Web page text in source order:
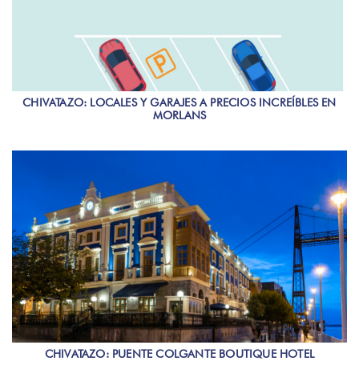
CHIVATAZO: LOCALES Y GARAJES A PRECIOS INCREÍBLES EN
MORLANS
CHIVATAZO: PUENTE COLGANTE BOUTIQUE HOTEL